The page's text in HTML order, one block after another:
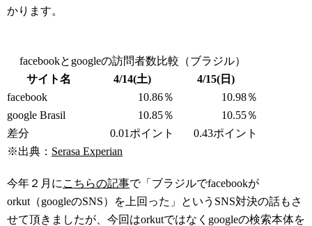
かります。
facebookとgoogleの訪問者数比較（ブラジル）
サイト名
4/14(土)
4/15(日)
facebook
10.86％
10.98％
google Brasil
10.85％
10.55％
差分
0.01ポイント
0.43ポイント
※出典： Serasa Experian
今年２月に こちらの記事で「ブラジルでfacebookが
orkut（googleのSNS）を上回った」というSNS対決の話もさ
せて頂きましたが、今回はorkutではなくgoogleの検索本体を